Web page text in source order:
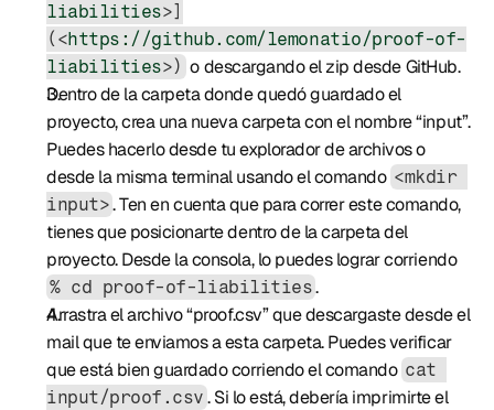
liabilities>]
(<https://github.com/lemonatio/proof-of-
liabilities>) o descargando el zip desde GitHub.
Dentro de la carpeta donde quedó guardado el
proyecto, crea una nueva carpeta con el nombre “input”.
Puedes hacerlo desde tu explorador de archivos o
desde la misma terminal usando el comando <mkdir
input>. Ten en cuenta que para correr este comando,
tienes que posicionarte dentro de la carpeta del
proyecto. Desde la consola, lo puedes lograr corriendo
% cd proof-of-liabilities.
Arrastra el archivo “proof.csv” que descargaste desde el
mail que te enviamos a esta carpeta. Puedes verificar
que está bien guardado corriendo el comando cat
input/proof.csv . Si lo está, debería imprimirte el